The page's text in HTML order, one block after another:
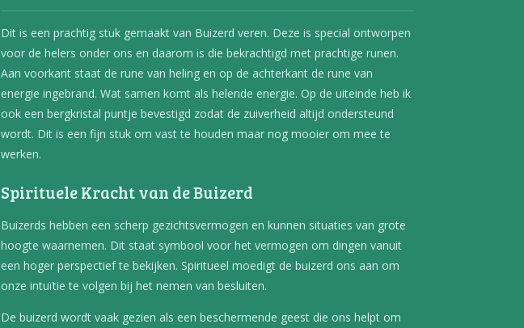
Dit is een prachtig stuk gemaakt van Buizerd veren. Deze is special ontworpen
voor de helers onder ons en daarom is die bekrachtigd met prachtige runen.
Aan voorkant staat de rune van heling en op de achterkant de rune van
energie ingebrand. Wat samen komt als helende energie. Op de uiteinde heb ik
ook een bergkristal puntje bevestigd zodat de zuiverheid altijd ondersteund
wordt. Dit is een fijn stuk om vast te houden maar nog mooier om mee te
werken.
Spirituele Kracht van de Buizerd
Buizerds hebben een scherp gezichtsvermogen en kunnen situaties van grote
hoogte waarnemen. Dit staat symbool voor het vermogen om dingen vanuit
een hoger perspectief te bekijken. Spiritueel moedigt de buizerd ons aan om
onze intuïtie te volgen bij het nemen van besluiten.
De buizerd wordt vaak gezien als een beschermende geest die ons helpt om